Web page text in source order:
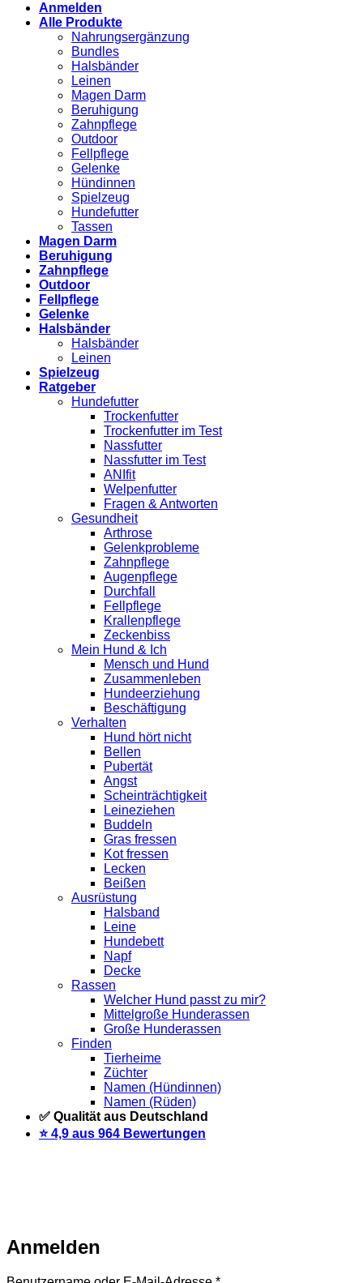
Anmelden
Alle Produkte
Nahrungsergänzung
Bundles
Halsbänder
Leinen
Magen Darm
Beruhigung
Zahnpflege
Outdoor
Fellpflege
Gelenke
Hündinnen
Spielzeug
Hundefutter
Tassen
Magen Darm
Beruhigung
Zahnpflege
Outdoor
Fellpflege
Gelenke
Halsbänder
Halsbänder
Leinen
Spielzeug
Ratgeber
Hundefutter
Trockenfutter
Trockenfutter im Test
Nassfutter
Nassfutter im Test
ANIfit
Welpenfutter
Fragen & Antworten
Gesundheit
Arthrose
Gelenkprobleme
Zahnpflege
Augenpflege
Durchfall
Fellpflege
Krallenpflege
Zeckenbiss
Mein Hund & Ich
Mensch und Hund
Zusammenleben
Hundeerziehung
Beschäftigung
Verhalten
Hund hört nicht
Bellen
Pubertät
Angst
Scheinträchtigkeit
Leineziehen
Buddeln
Gras fressen
Kot fressen
Lecken
Beißen
Ausrüstung
Halsband
Leine
Hundebett
Napf
Decke
Rassen
Welcher Hund passt zu mir?
Mittelgroße Hunderassen
Große Hunderassen
Finden
Tierheime
Züchter
Namen (Hündinnen)
Namen (Rüden)
✅ Qualität aus Deutschland
⭐️ 4,9 aus 964 Bewertungen
Anmelden